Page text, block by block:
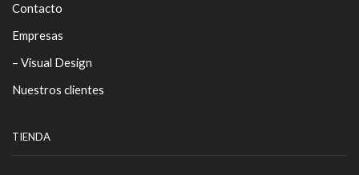
Contacto
Empresas
– Visual Design
Nuestros clientes
TIENDA